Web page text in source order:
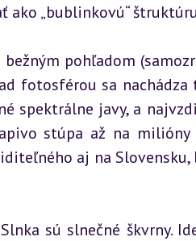
„bublinkovú“
pohľadom
fotosférou sa
spektrálne javy, a
stúpa až na milióny
aj na
sú slnečné škvrny.